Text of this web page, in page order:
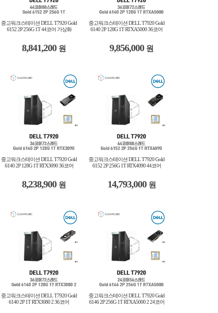
중고워크스테이션 DELL T7920 Gold
6152 2P 256G 1T 44코어 가상화
8,841,200 원
중고워크스테이션 DELL T7920 Gold
6140 2P 128G 1T RTXA5000 36코어
9,856,000 원
중고워크스테이션 DELL T7920 Gold
6140 2P 128G 1T RTX3090 36코어
8,238,900 원
중고워크스테이션 DELL T7920 Gold
6152 2P 256G 1T RTX4090 44코어
14,793,000 원
중고워크스테이션 DELL T7920 Gold
6140 2P 1T RTX3080 2 36코어
중고워크스테이션 DELL T7920 Gold
6146 2P 256G 1T RTXA5000 2 24코어